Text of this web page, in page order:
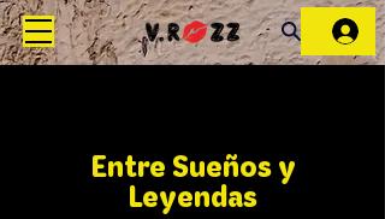
Entre Sueños y
Leyendas